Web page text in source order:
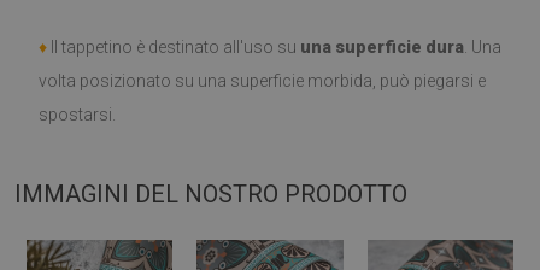
♦ Il tappetino è destinato all'uso su una superficie dura . Una
volta posizionato su una superficie morbida, può piegarsi e
spostarsi.
IMMAGINI DEL NOSTRO PRODOTTO